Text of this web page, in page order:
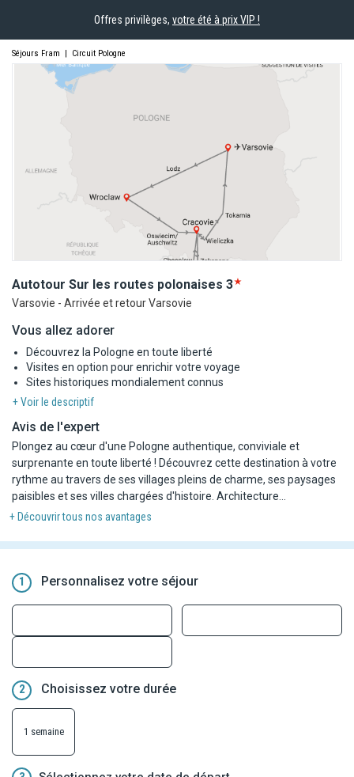
Offres privilèges, votre été à prix VIP !
Séjours Fram | Circuit Pologne
Autotour Sur les routes polonaises 3
Varsovie - Arrivée et retour Varsovie
Vous allez adorer
Découvrez la Pologne en toute liberté
Visites en option pour enrichir votre voyage
Sites historiques mondialement connus
+ Voir le descriptif
Avis de l'expert
Plongez au cœur d'une Pologne authentique, conviviale et
surprenante en toute liberté ! Découvrez cette destination à votre
rythme au travers de ses villages pleins de charme, ses paysages
paisibles et ses villes chargées d'histoire. Architecture
remarquable, nature intacte, cuisine généreuse et patrimoine
+ Découvrir tous nos avantages
1 Personnalisez votre séjour
2 Choisissez votre durée
1 semaine